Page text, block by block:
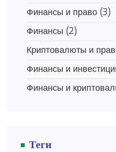
Финансы и право (3)
Финансы (2)
Криптовалюты и
Финансы и
Финансы и
Теги